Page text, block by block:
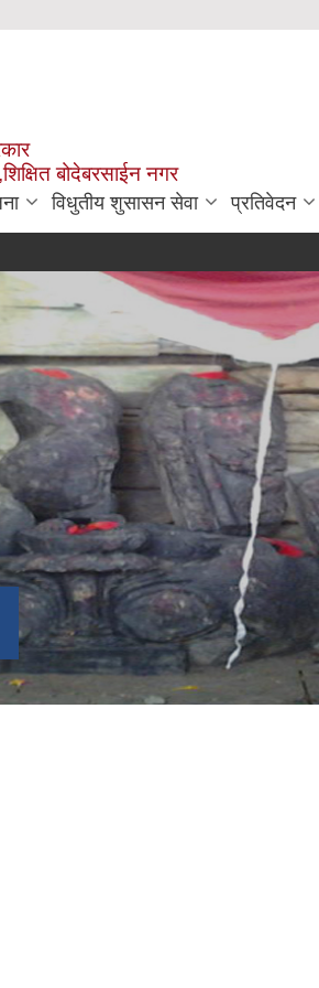
बोदेबरसाईन नगर
विधुतीय शुसासन सेवा प्रतिवेदन